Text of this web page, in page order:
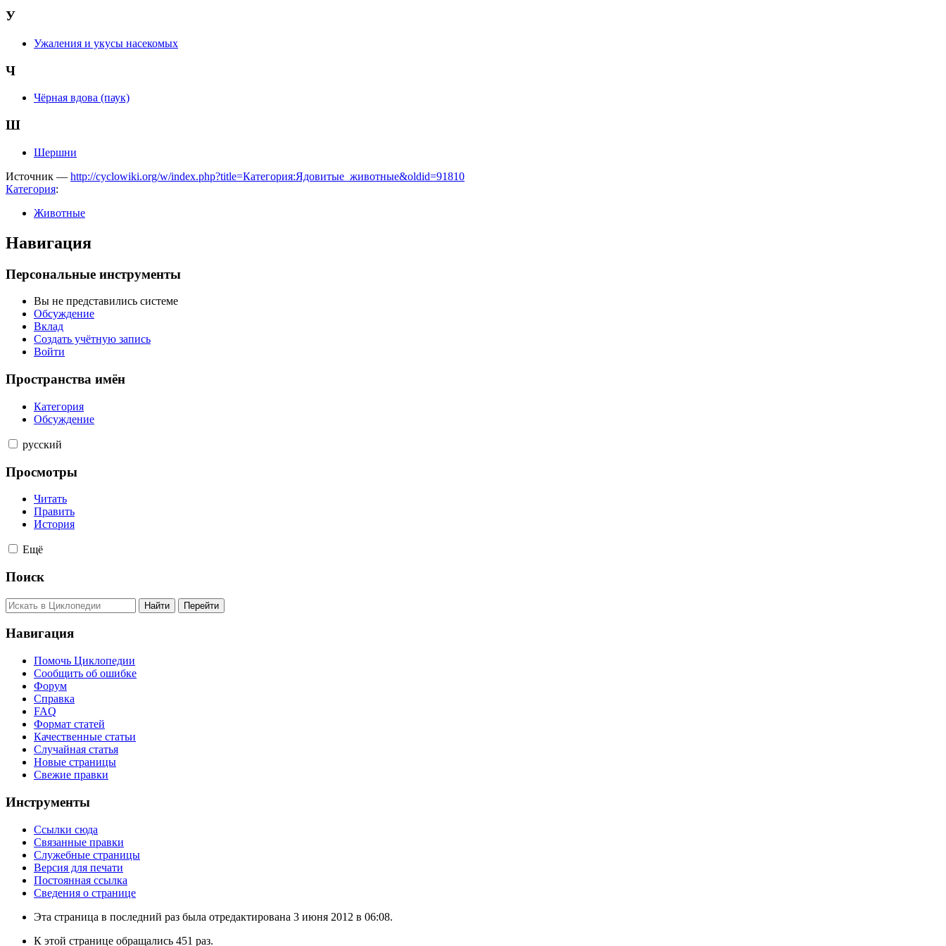
У
Ужаления и укусы насекомых
Ч
Чёрная вдова (паук)
Ш
Шершни
Источник — http://cyclowiki.org/w/index.php?title=Категория:Ядовитые_животные&oldid=91810
Категория:
Животные
Навигация
Персональные инструменты
Вы не представились системе
Обсуждение
Вклад
Создать учётную запись
Войти
Пространства имён
Категория
Обсуждение
русский
Просмотры
Читать
Править
История
Ещё
Поиск
Навигация
Помочь Циклопедии
Сообщить об ошибке
Форум
Справка
FAQ
Формат статей
Качественные статьи
Случайная статья
Новые страницы
Свежие правки
Инструменты
Ссылки сюда
Связанные правки
Служебные страницы
Версия для печати
Постоянная ссылка
Сведения о странице
Эта страница в последний раз была отредактирована 3 июня 2012 в 06:08.
К этой странице обращались 451 раз.